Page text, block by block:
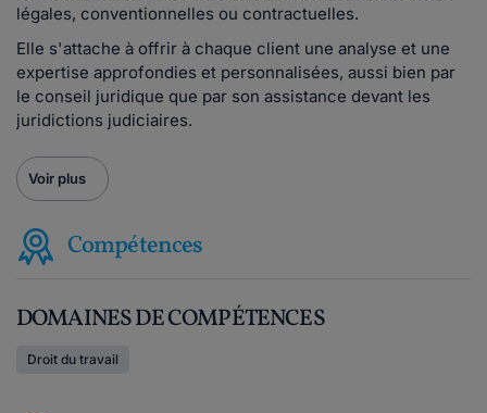
légales, conventionnelles ou contractuelles.
Elle s'attache à offrir à chaque client une analyse et une
expertise approfondies et personnalisées, aussi bien par
le conseil juridique que par son assistance devant les
juridictions judiciaires.
Voir plus
Compétences
DOMAINES DE COMPÉTENCES
Droit du travail